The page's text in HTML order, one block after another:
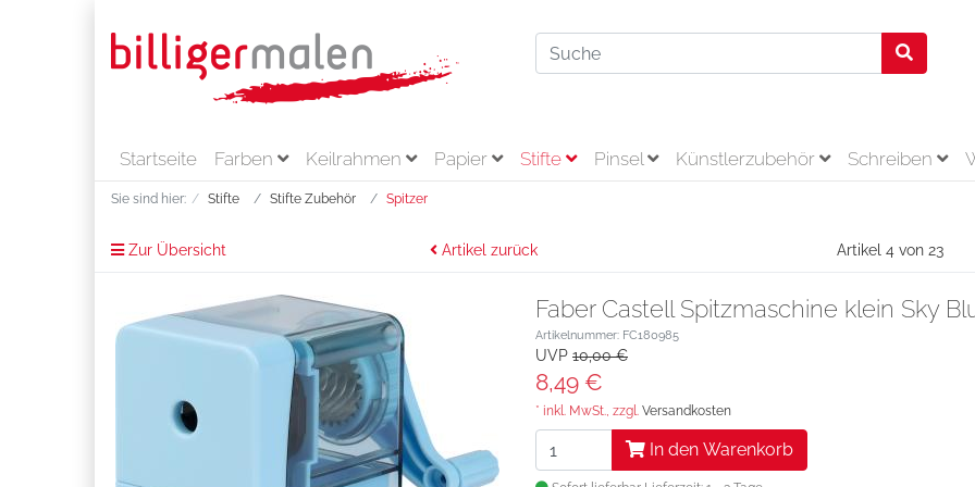
Startseite Farben Keilrahmen Papier Stifte Pinsel Künstlerzubehör Schreiben
Sie sind hier: Stifte Stifte Zubehör Spitzer
Zur Übersicht Artikel zurück Artikel 4 von 23
Faber Castell Spitzmaschine klein Sky
Artikelnummer: FC180985
UVP 10,00 €
8,49 €
* inkl. MwSt., zzgl. Versandkosten
In den Warenkorb